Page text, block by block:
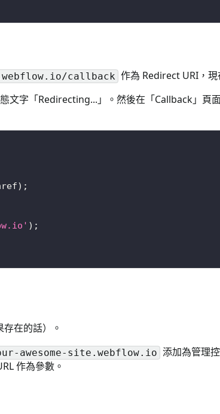
callback 作為 Redirect URI，現
字「Redirecting...」。然後在「Callback」頁
) ;
) ;
在的話）。
awesome-site.webflow.io 添加為管理
作為參數。